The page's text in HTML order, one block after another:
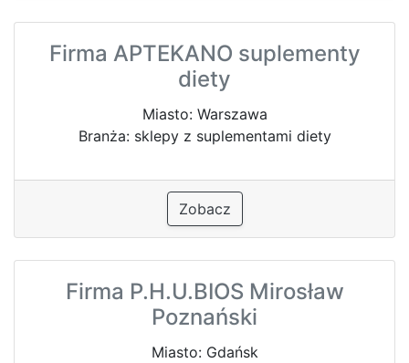
Firma APTEKANO suplementy
diety
Miasto: Warszawa
Branża: sklepy z suplementami diety
Zobacz
Firma P.H.U.BIOS Mirosław
Poznański
Miasto: Gdańsk